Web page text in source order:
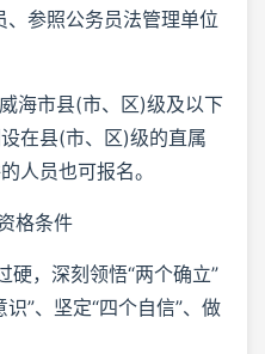
参照公务员法管理单位
海市县(市、区)级及以下
在县(市、区)级的直属
人员也可报名。
格条件
硬，深刻领悟“两个确立”
”、坚定“四个自信”、做